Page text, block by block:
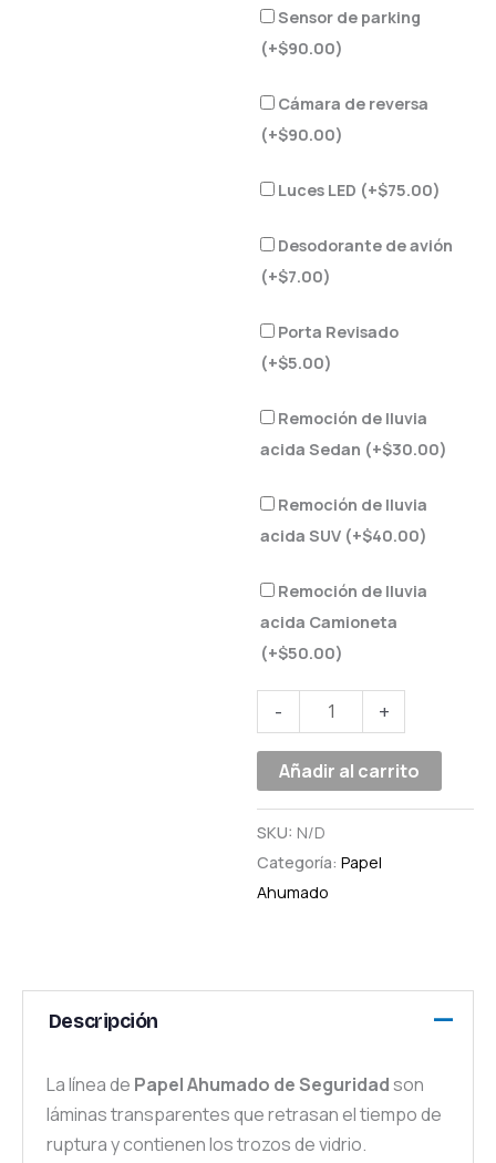
Sensor de parking
(+$90.00)
Cámara de reversa
(+$90.00)
Luces LED (+$75.00)
Desodorante de avión
(+$7.00)
Porta Revisado
(+$5.00)
Remoción de lluvia
acida Sedan (+$30.00)
Remoción de lluvia
acida SUV (+$40.00)
Remoción de lluvia
acida Camioneta
(+$50.00)
- +
Añadir al carrito
SKU: N/D
Categoría:Papel
Ahumado
Descripción
La línea de Papel Ahumado de Seguridadson
láminas transparentes que retrasan el tiempo de
ruptura y contienen los trozos de vidrio.